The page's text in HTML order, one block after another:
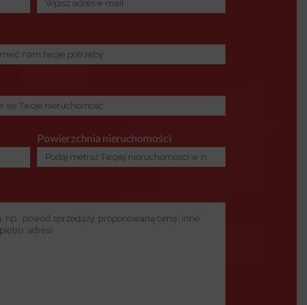
Powierzchnia nieruchomości